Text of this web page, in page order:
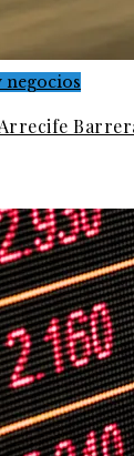
negocios